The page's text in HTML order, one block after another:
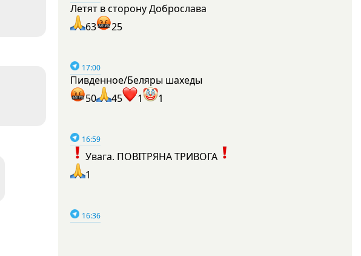
Летят в сторону Доброслава
63
25
17:00
Пивденное/Беляры шахеды
50
45 1 1
16:59
Увага. ПОВІТРЯНА ТРИВОГА
1
16:36